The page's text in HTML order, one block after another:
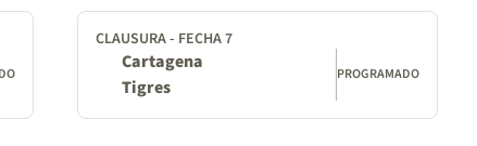
CLAUSURA - FECHA 7
Cartagena
Tigres
PROGRAMADO